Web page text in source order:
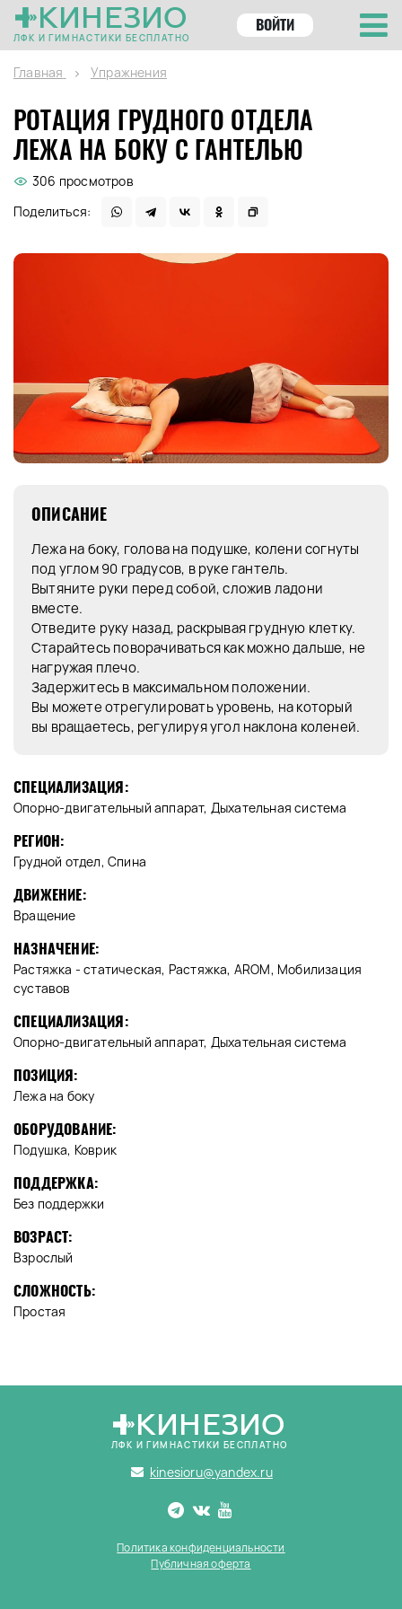
КИНЕЗИО
ЛФК И ГИМНАСТИКИ БЕСПЛАТНО
ВОЙТИ
Главная Упражнения
РОТАЦИЯ ГРУДНОГО ОТДЕЛА
ЛЕЖА НА БОКУ С ГАНТЕЛЬЮ
306 просмотров
Поделиться:
ОПИСАНИЕ
Лежа на боку, голова на подушке, колени согнуты
под углом 90 градусов, в руке гантель.
Вытяните руки перед собой, сложив ладони
вместе.
Отведите руку назад, раскрывая грудную клетку.
Старайтесь поворачиваться как можно дальше, не
нагружая плечо.
Задержитесь в максимальном положении.
Вы можете отрегулировать уровень, на который
вы вращаетесь, регулируя угол наклона коленей.
СПЕЦИАЛИЗАЦИЯ:
Опорно-двигательный аппарат, Дыхательная система
РЕГИОН:
Грудной отдел, Спина
ДВИЖЕНИЕ:
Вращение
НАЗНАЧЕНИЕ:
Растяжка - статическая, Растяжка, AROM, Мобилизация
суставов
СПЕЦИАЛИЗАЦИЯ:
Опорно-двигательный аппарат, Дыхательная система
ПОЗИЦИЯ:
Лежа на боку
ОБОРУДОВАНИЕ:
Подушка, Коврик
ПОДДЕРЖКА:
Без поддержки
ВОЗРАСТ:
Взрослый
СЛОЖНОСТЬ:
Простая
КИНЕЗИО
ЛФК И ГИМНАСТИКИ БЕСПЛАТНО
kinesioru@yandex.ru
Политика конфиденциальности
Публичная оферта